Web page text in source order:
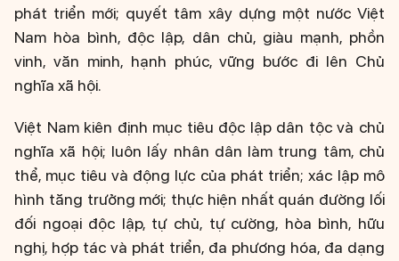
phát triển mới; quyết tâm xây dựng một nước Việt
Nam hòa bình, độc lập, dân chủ, giàu mạnh, phồn
vinh, văn minh, hạnh phúc, vững bước đi lên Chủ
nghĩa xã hội.
Việt Nam kiên định mục tiêu độc lập dân tộc và chủ
nghĩa xã hội; luôn lấy nhân dân làm trung tâm, chủ
thể, mục tiêu và động lực của phát triển; xác lập mô
hình tăng trưởng mới; thực hiện nhất quán đường lối
đối ngoại độc lập, tự chủ, tự cường, hòa bình, hữu
nghị, hợp tác và phát triển, đa phương hóa, đa dạng